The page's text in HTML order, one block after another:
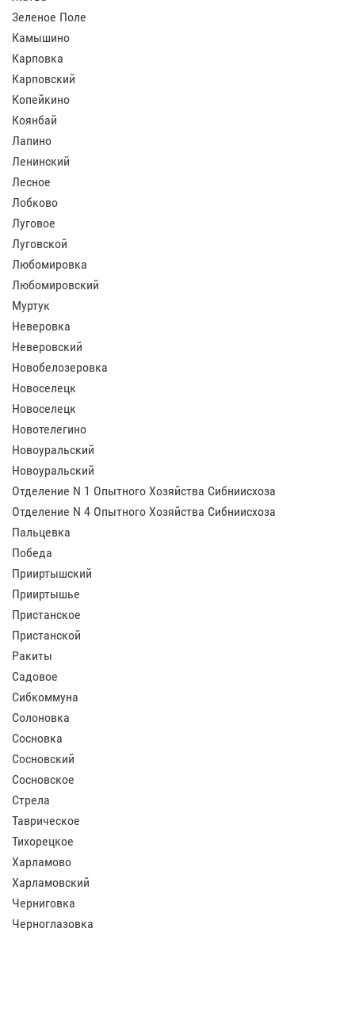
Зеленое Поле
Камышино
Карповка
Карповский
Копейкино
Коянбай
Лапино
Ленинский
Лесное
Лобково
Луговое
Луговской
Любомировка
Любомировский
Муртук
Неверовка
Неверовский
Новобелозеровка
Новоселецк
Новоселецк
Новотелегино
Новоуральский
Новоуральский
Отделение N 1 Опытного Хозяйства Сибниисхоза
Отделение N 4 Опытного Хозяйства Сибниисхоза
Пальцевка
Победа
Прииртышский
Прииртышье
Пристанское
Пристанской
Ракиты
Садовое
Сибкоммуна
Солоновка
Сосновка
Сосновский
Сосновское
Стрела
Таврическое
Тихорецкое
Харламово
Харламовский
Черниговка
Черноглазовка